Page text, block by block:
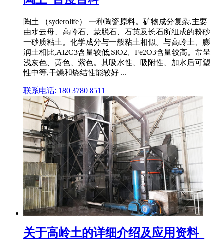
陶土 （syderolife） 一种陶瓷原料。矿物成分复杂,主要
由水云母、高岭石、蒙脱石、石英及长石所组成的粉砂
一砂质粘土。化学成分与一般粘土相似。与高岭土、膨
润土相比,Al2O3含量较低,SiO2、Fe2O3含量较高。常呈
浅灰色、黄色、紫色。其吸水性、吸附性、加水后可塑
性中等,干燥和烧结性能较好 ...
联系电话: 180 3780 8511
关于高岭土的详细介绍及应用资料_